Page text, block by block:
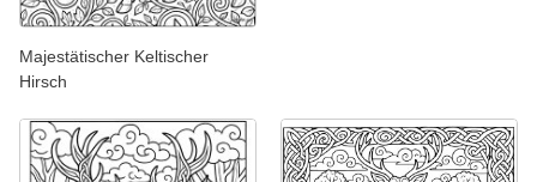
Majestätischer Keltischer
Hirsch